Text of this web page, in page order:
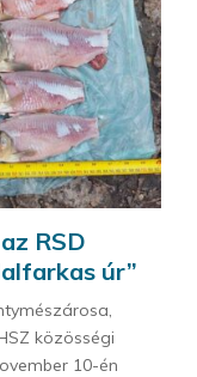
RSD
úr”
közösségi
10-én